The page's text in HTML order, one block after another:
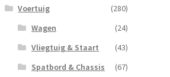
Voertuig
(280)
Wagen
(24)
Vliegtuig & Staart
(43)
Spatbord & Chassis
(67)